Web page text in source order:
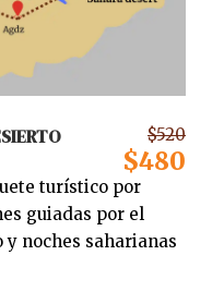
$520
$480
turístico por
guiadas por el
y noches saharianas